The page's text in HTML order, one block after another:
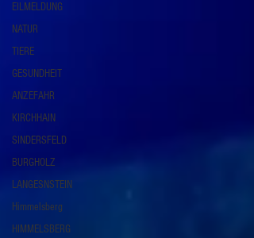
EILMELDUNG
NATUR
TIERE
GESUNDHEIT
ANZEFAHR
KIRCHHAIN
SINDERSFELD
BURGHOLZ
LANGESNSTEIN
Himmelsberg
HIMMELSBERG